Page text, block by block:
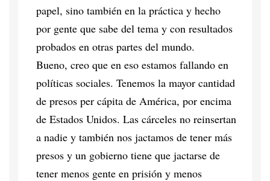
papel, sino también en la práctica y hecho
por gente que sabe del tema y con resultados
probados en otras partes del mundo.
Bueno, creo que en eso estamos fallando en
políticas sociales. Tenemos la mayor cantidad
de presos per cápita de América, por encima
de Estados Unidos. Las cárceles no reinsertan
a nadie y también nos jactamos de tener más
presos y un gobierno tiene que jactarse de
tener menos gente en prisión y menos